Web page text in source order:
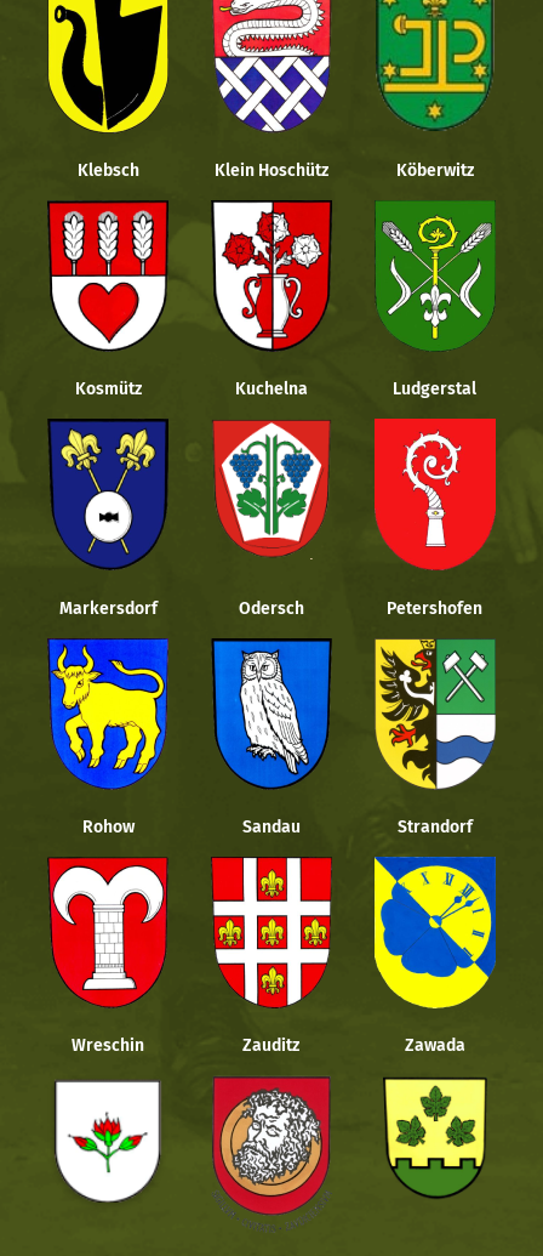
Klebsch Klein Hoschütz Köberwitz
Kosmütz Kuchelna Ludgerstal
Markersdorf Odersch Petershofen
Rohow Sandau Strandorf
Wreschin Zauditz Zawada